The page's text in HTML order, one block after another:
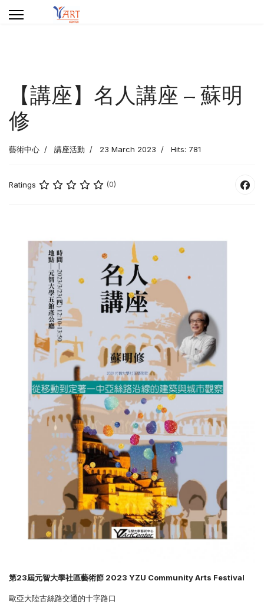
【講座】名人講座 – 蘇明
修
藝術中心 講座活動 23 March 2023 Hits: 781
Ratings (0)
第23屆元智大學社區藝術節 2023 YZU Community Arts Festival
歐亞大陸古絲路交通的十字路口